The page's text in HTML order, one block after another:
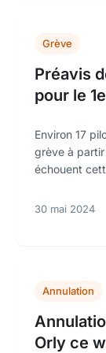
Grève
Préavis
pour le
Environ 17
grève à partir
échouent
30 mai 2024
Annulation
Orly ce